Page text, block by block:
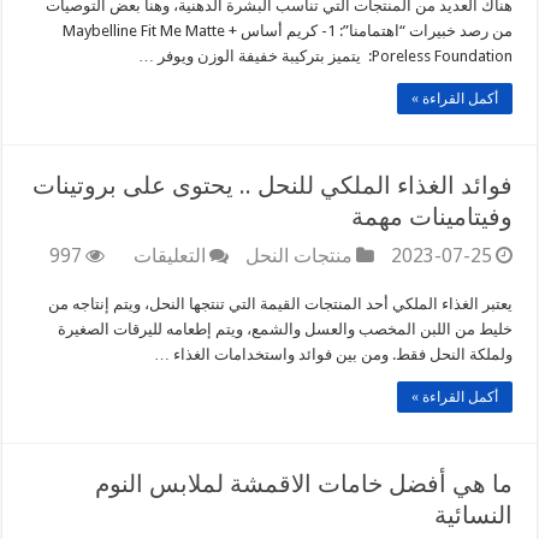
المنتجات
المناسبة
للبشرة
هناك العديد من المنتجات التي تناسب البشرة الدهنية، وهنا بعض التوصيات
من رصد خبيرات “اهتمامنا”: 1- كريم أساس Maybelline Fit Me Matte +
Poreless Foundation: يتميز بتركيبة خفيفة الوزن ويوفر …
أكمل القراءة »
فوائد الغذاء الملكي للنحل .. يحتوى على بروتينات
وفيتامينات مهمة
2023-07-25 منتجات النحل التعليقات على
الغذاء
الملكي
مهمة
997
يعتبر الغذاء الملكي أحد المنتجات القيمة التي تنتجها النحل، ويتم إنتاجه من
خليط من اللبن المخصب والعسل والشمع، ويتم إطعامه لليرقات الصغيرة
ولملكة النحل فقط. ومن بين فوائد واستخدامات الغذاء …
أكمل القراءة »
ما هي أفضل خامات الاقمشة لملابس النوم
النسائية